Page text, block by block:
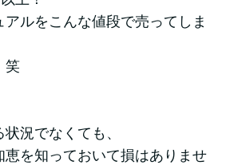
ルをこんな値段で売ってしま
笑
況でなくても、
恵を知っておいて損はありませ